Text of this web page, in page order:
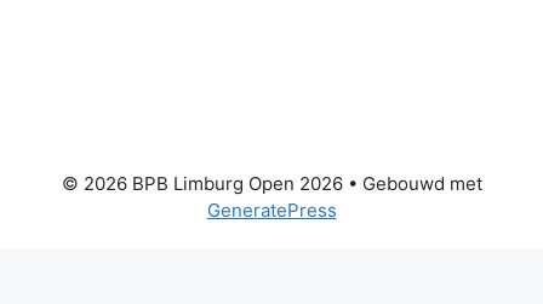
© 2026 BPB Limburg Open 2026• Gebouwd met
GeneratePress